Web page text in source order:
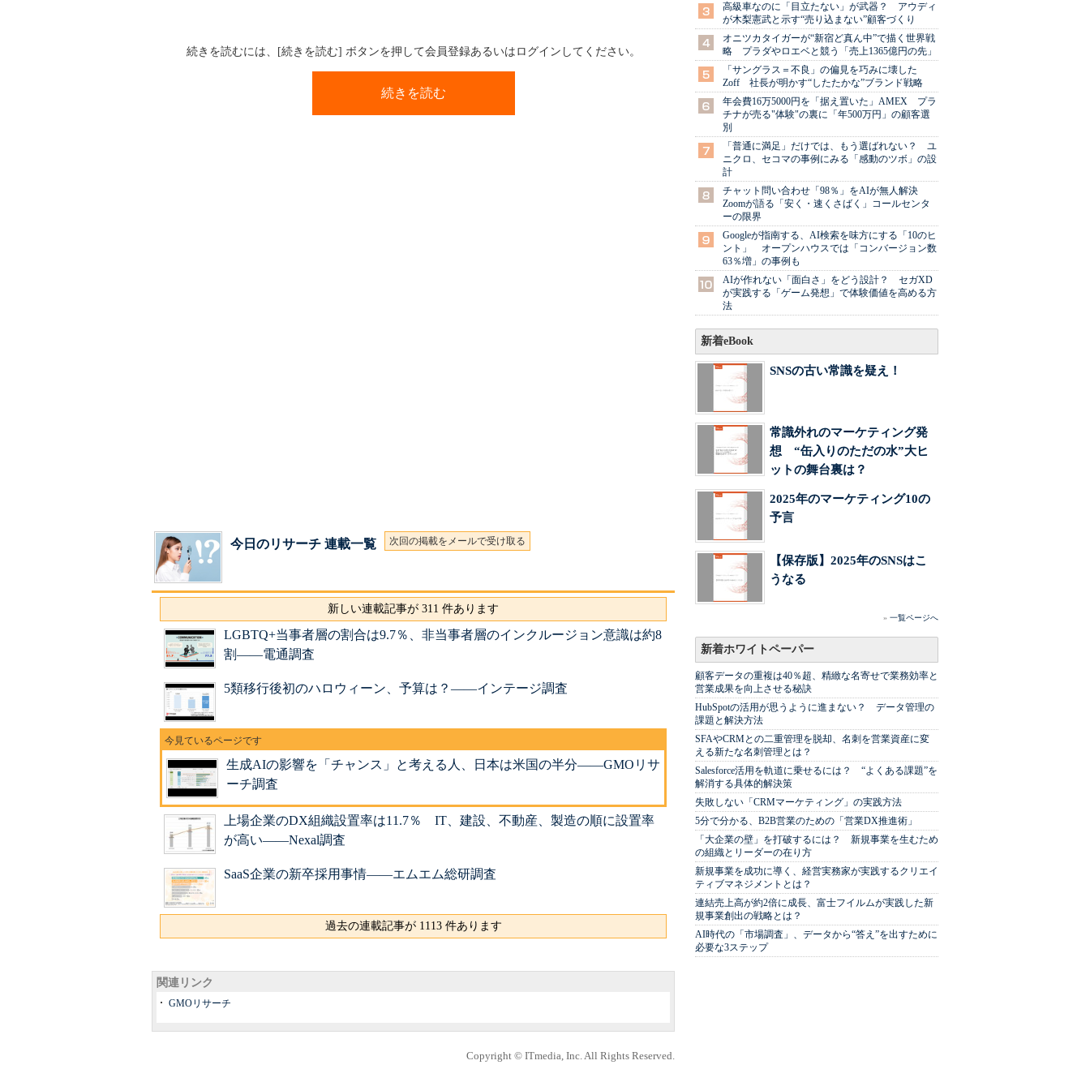
続きを読むには、[続きを読む] ボタンを押して会員登録あるいはログインしてください。
続きを読む
今日のリサーチ 連載一覧 次回の掲載をメールで受け取る
新しい連載記事が 311 件あります
LGBTQ+当事者層の割合は9.7％、非当事者層のインクルージョン意識は約8
割――電通調査
5類移行後初のハロウィーン、予算は？――インテージ調査
生成AIの影響を「チャンス」と考える人、日本は米国の半分――GMOリサ
ーチ調査
上場企業のDX組織設置率は11.7％ IT、建設、不動産、製造の順に設置率
が高い――Nexal調査
SaaS企業の新卒採用事情――エムエム総研調査
過去の連載記事が 1113 件あります
関連リンク
GMOリサーチ
Copyright © ITmedia, Inc. All Rights Reserved.
高級車なのに「目立たない」が武器？ アウディ
が木梨憲武と示す“売り込まない”顧客づくり
オニツカタイガーが“新宿ど真ん中”で描く世界戦
略 プラダやロエベと競う「売上1365億円の先」
「サングラス＝不良」の偏見を巧みに壊した
Zoff 社長が明かす“したたかな”ブランド戦略
年会費16万5000円を「据え置いた」AMEX プラ
チナが売る"体験"の裏に「年500万円」の顧客選
別
「普通に満足」だけでは、もう選ばれない？ ユ
ニクロ、セコマの事例にみる「感動のツボ」の設
計
チャット問い合わせ「98％」をAIが無人解決
Zoomが語る「安く・速くさばく」コールセンタ
ーの限界
Googleが指南する、AI検索を味方にする「10のヒ
ント」 オープンハウスでは「コンバージョン数
63％増」の事例も
AIが作れない「面白さ」をどう設計？ セガXD
が実践する「ゲーム発想」で体験価値を高める方
法
新着eBook
SNSの古い常識を疑え！
常識外れのマーケティング発
想 “缶入りのただの水”大ヒ
ットの舞台裏は？
2025年のマーケティング10の
予言
【保存版】2025年のSNSはこ
うなる
» 一覧ページへ
新着ホワイトペーパー
顧客データの重複は40％超、精緻な名寄せで業務効率と
営業成果を向上させる秘訣
HubSpotの活用が思うように進まない？ データ管理の
課題と解決方法
SFAやCRMとの二重管理を脱却、名刺を営業資産に変
える新たな名刺管理とは？
Salesforce活用を軌道に乗せるには？ “よくある課題”を
解消する具体的解決策
失敗しない「CRMマーケティング」の実践方法
5分で分かる、B2B営業のための「営業DX推進術」
「大企業の壁」を打破するには？ 新規事業を生むため
の組織とリーダーの在り方
新規事業を成功に導く、経営実務家が実践するクリエイ
ティブマネジメントとは？
連結売上高が約2倍に成長、富士フイルムが実践した新
規事業創出の戦略とは？
AI時代の「市場調査」、データから“答え”を出すために
必要な3ステップ